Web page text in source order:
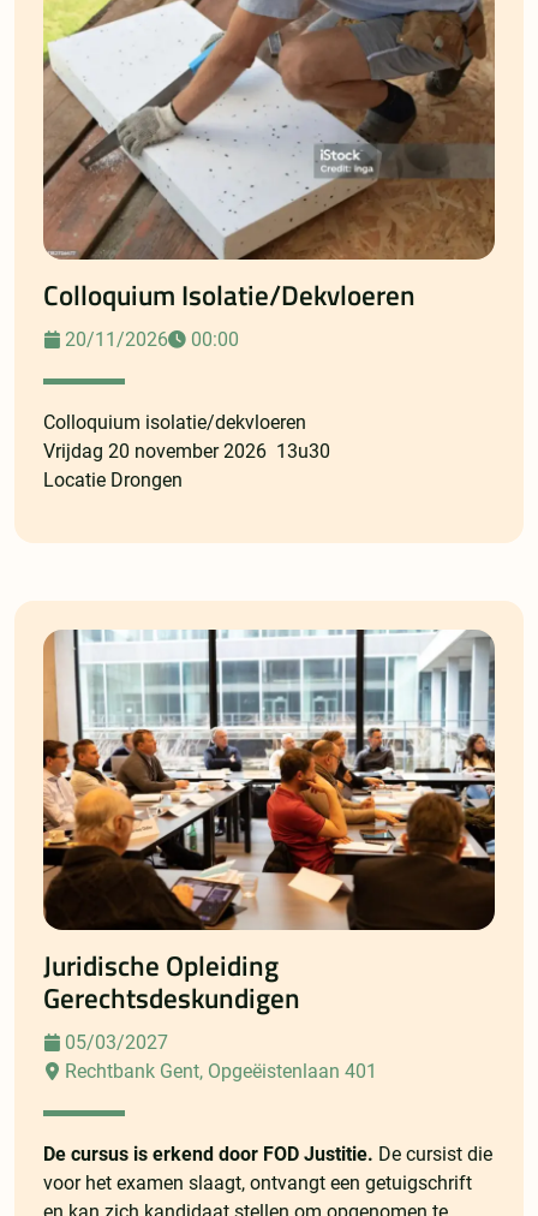
Colloquium Isolatie/dekvloeren
20/11/2026 00:00
Colloquium isolatie/dekvloeren
Vrijdag 20 november 2026 13u30
Locatie Drongen
Juridische Opleiding
Gerechtsdeskundigen
05/03/2027
Rechtbank Gent, Opgeëistenlaan 401
De cursus is erkend door FOD Justitie. De cursist die
voor het examen slaagt, ontvangt een getuigschrift